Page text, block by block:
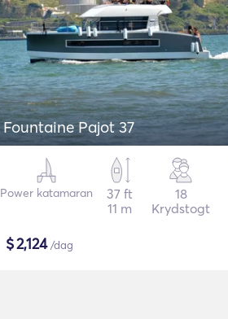
Fountaine Pajot 37
Power katamaran
37 ft
11 m
18
Krydstogt
$2,124/dag